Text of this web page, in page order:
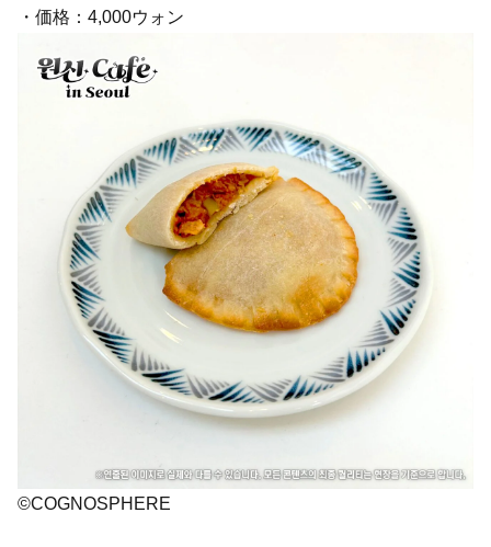
・価格：4,000ウォン
©COGNOSPHERE